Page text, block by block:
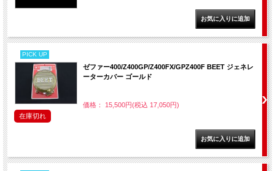
PICK UP
ゼファー400/Z400GP/Z400FX/GPZ400F BEET ジェネレ
ーターカバー ゴールド
価格： 15,500円(税込 17,050円)
在庫切れ